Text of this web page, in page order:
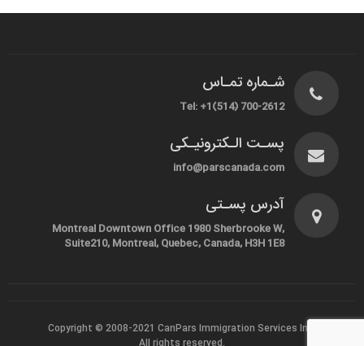
شـماره تمـاس
Tel: +1(514) 700-2612
پسـت الـکترونیـکی
info@parscanada.com
آدرس پسـتی
Montreal Downtown Office 1980 Sherbrooke W,
Suite210, Montreal, Quebec, Canada, H3H 1E8
Copyright © 2008-2021 CanPars Immigration Services Inc.